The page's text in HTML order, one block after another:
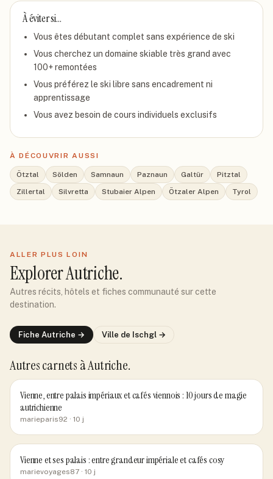
À éviter si…
Vous êtes débutant complet sans expérience de ski
Vous cherchez un domaine skiable très grand avec
100+ remontées
Vous préférez le ski libre sans encadrement ni
apprentissage
Vous avez besoin de cours individuels exclusifs
À DÉCOUVRIR AUSSI
Ötztal Sölden Samnaun Paznaun Galtür
Pitztal
Zillertal
Silvretta Stubaier Alpen Ötzaler Alpen Tyrol
ALLER PLUS LOIN
ExplorerAutriche.
Autres récits, hôtels et fiches communauté sur cette
destination.
Fiche Autriche → Ville de Ischgl →
Autres carnets à Autriche.
Vienne, entre palais impériaux et cafés viennois : 10 jours de magie
autrichienne
marieparis92 · 10 j
Vienne et ses palais : entre grandeur impériale et cafés cosy
marievoyages87 · 10 j